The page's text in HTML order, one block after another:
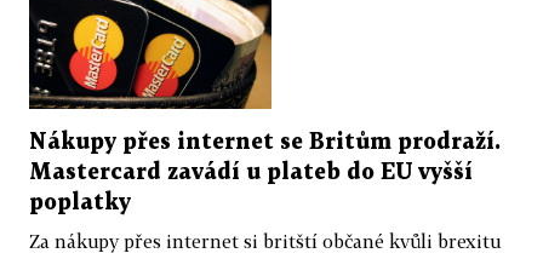
Nákupy přes internet se Britům prodraží.
Mastercard zavádí u plateb do EU vyšší
poplatky
Za nákupy přes internet si britští občané kvůli brexitu